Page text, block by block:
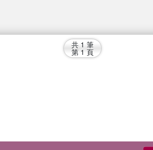
共 1 筆
第 1 頁